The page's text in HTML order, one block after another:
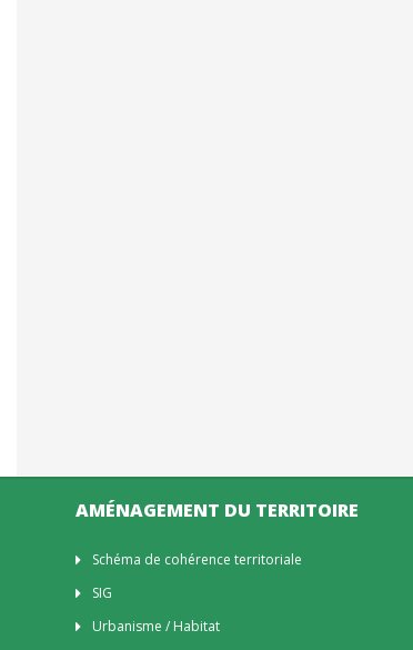
AMÉNAGEMENT DU TERRITOIRE
Schéma de cohérence territoriale
SIG
Urbanisme / Habitat